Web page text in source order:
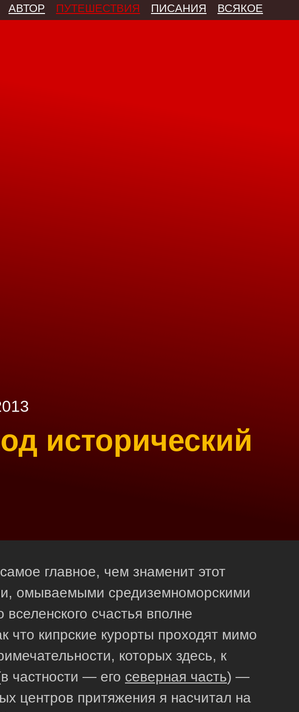
исторический
главное, чем знаменит этот
омываемыми средиземноморскими
счастья вполне
что кипрские курорты проходят мимо
которых здесь, к
частности — его северная часть) —
центров притяжения я насчитал на
АВТОР ПУТЕШЕСТВИЯ ПИСАНИЯ ВСЯКОЕ